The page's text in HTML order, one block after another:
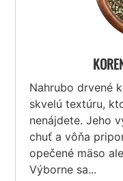
Nahrubo drvené
skvelú textúru,
nenájdete. Jeho
chuť a vôňa
opečené mäso
Výborne sa...